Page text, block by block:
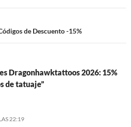
de Descuento -15%
Dragonhawktattoos 2026: 15%
de tatuaje”
22:19